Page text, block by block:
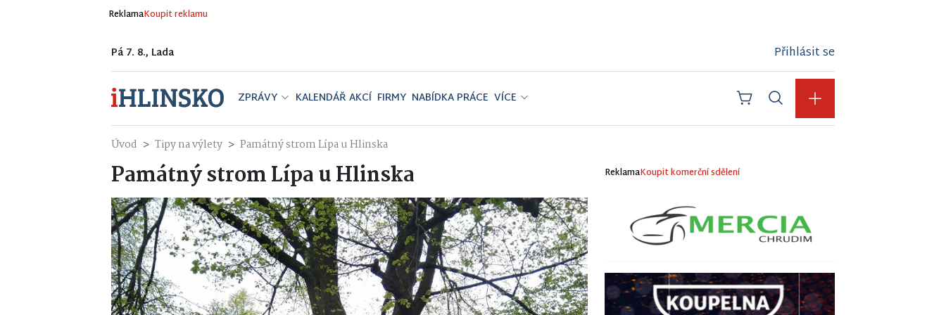
ReklamaKoupit reklamu
Pá 7. 8., Lada Přihlásit se
ZPRÁVY KALENDÁŘ AKCÍ FIRMY NABÍDKA PRÁCE VÍCE
Úvod Tipy na výlety Památný strom Lípa u Hlinska
Památný strom Lípa u Hlinska ReklamaKoupit komerční sdělení